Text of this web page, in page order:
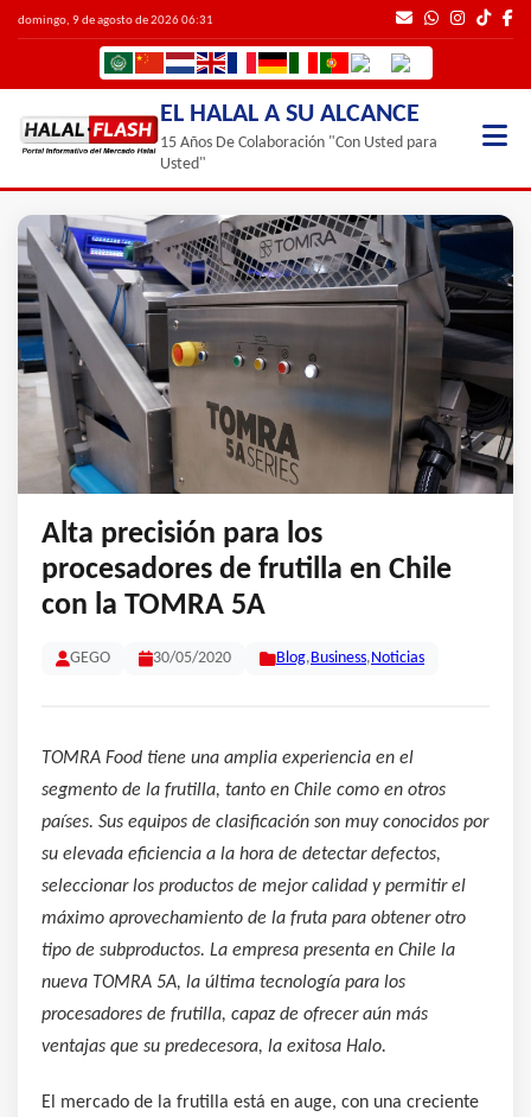
domingo, 9 de agosto de 2026 06:31
EL HALAL A SU ALCANCE
15 Años De Colaboración "Con Usted para
Usted"
Alta precisión para los
procesadores de frutilla en Chile
con la TOMRA 5A
GEGO 30/05/2020 Blog, Business, Noticias
TOMRA Food tiene una amplia experiencia en el
segmento de la frutilla, tanto en Chile como en otros
países. Sus equipos de clasificación son muy conocidos por
su elevada eficiencia a la hora de detectar defectos,
seleccionar los productos de mejor calidad y permitir el
máximo aprovechamiento de la fruta para obtener otro
tipo de subproductos. La empresa presenta en Chile la
nueva TOMRA 5A, la última tecnología para los
procesadores de frutilla, capaz de ofrecer aún más
ventajas que su predecesora, la exitosa Halo.
El mercado de la frutilla está en auge, con una creciente